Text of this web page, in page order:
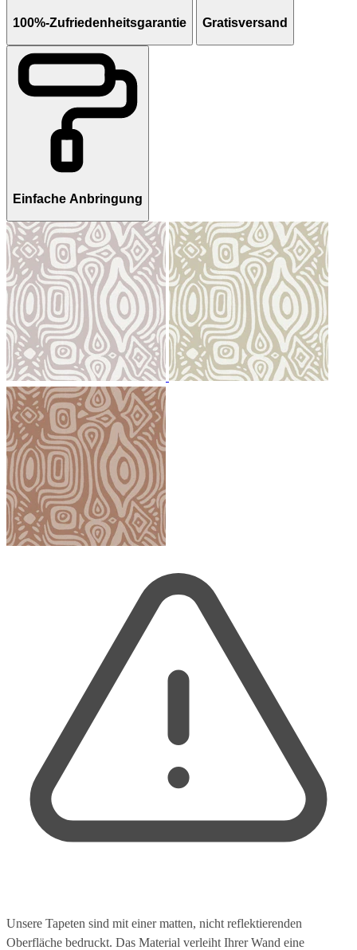
100%-Zufriedenheitsgarantie Gratisversand
Einfache Anbringung
Unsere Tapeten sind mit einer matten, nicht reflektierenden
Oberfläche bedruckt. Das Material verleiht Ihrer Wand eine